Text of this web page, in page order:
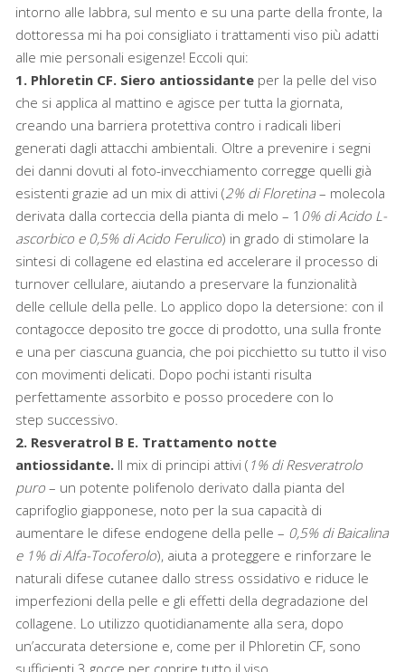
intorno alle labbra, sul mento e su una parte della fronte, la
dottoressa mi ha poi consigliato i trattamenti viso più adatti
alle mie personali esigenze! Eccoli qui:
1. Phloretin CF. Siero antiossidante per la pelle del viso
che si applica al mattino e agisce per tutta la giornata,
creando una barriera protettiva contro i radicali liberi
generati dagli attacchi ambientali. Oltre a prevenire i segni
dei danni dovuti al foto-invecchiamento corregge quelli già
esistenti grazie ad un mix di attivi (2% di Floretina– molecola
derivata dalla corteccia della pianta di melo – 1 0% di Acido L-
ascorbico e 0,5% di Acido Ferulico) in grado di stimolare la
sintesi di collagene ed elastina ed accelerare il processo di
turnover cellulare, aiutando a preservare la funzionalità
delle cellule della pelle. Lo applico dopo la detersione: con il
contagocce deposito tre gocce di prodotto, una sulla fronte
e una per ciascuna guancia, che poi picchietto su tutto il viso
con movimenti delicati. Dopo pochi istanti risulta
perfettamente assorbito e posso procedere con lo
step successivo.
2. Resveratrol B E. Trattamento notte
antiossidante. Il mix di principi attivi ( 1% di Resveratrolo
puro – un potente polifenolo derivato dalla pianta del
caprifoglio giapponese, noto per la sua capacità di
aumentare le difese endogene della pelle – 0,5% di Baicalina
e 1% di Alfa-Tocoferolo), aiuta a proteggere e rinforzare le
naturali difese cutanee dallo stress ossidativo e riduce le
imperfezioni della pelle e gli effetti della degradazione del
collagene. Lo utilizzo quotidianamente alla sera, dopo
un’accurata detersione e, come per il Phloretin CF, sono
sufficienti 3 gocce per coprire tutto il viso.